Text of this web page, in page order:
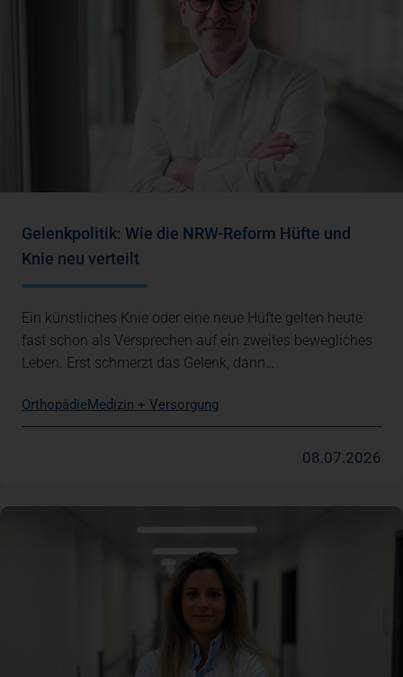
Gelenkpolitik: Wie die NRW-Reform Hüfte und
Knie neu verteilt
Ein künstliches Knie oder eine neue Hüfte gelten heute
fast schon als Versprechen auf ein zweites bewegliches
Leben. Erst schmerzt das Gelenk, dann…
Orthopädie Medizin + Versorgung
08.07.2026